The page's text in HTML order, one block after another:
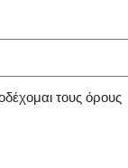
τους όρους